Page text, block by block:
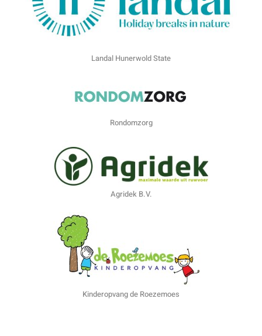
Landal Hunerwold State
Rondomzorg
Agridek B.V.
Kinderopvang de Roezemoes